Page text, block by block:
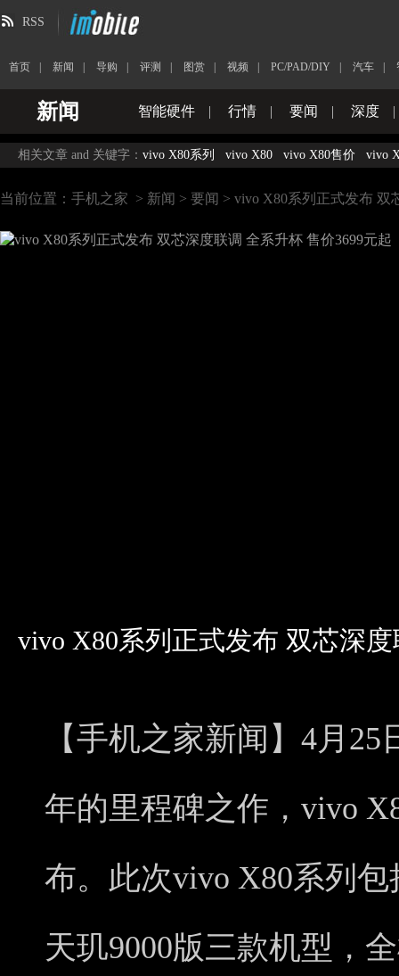
RSS
首页 新闻 导购 评测 图赏 视频 PC/PAD/DIY 汽车
新闻 智能硬件 | 行情 | 要闻 | 深度 |
相关文章 and 关键字： vivo X80系列 vivo X80 vivo X80售价 vivo
当前位置： 手机之家 > 新闻 > 要闻 > vivo X80系列正式发布 双
vivo X80系列正式发布 双芯深
【手机之家新闻】4月
年的里程碑之作，vivo
布。此次vivo X80系列包
天玑9000版三款机型，